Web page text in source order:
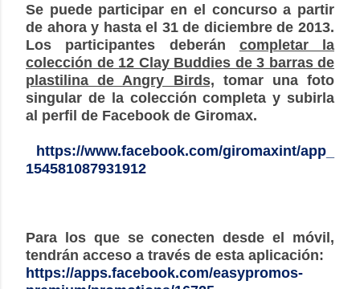
Se puede participar en el concurso a partir
de ahora y hasta el 31 de diciembre de 2013.
Los participantes deberán
completar la
colección de 12 Clay Buddies de 3 barras de
plastilina de Angry Birds, tomar una foto
singular de la colección completa y subirla
al perfil de Facebook de Giromax.
https://www.facebook.com/giromaxint/app_
154581087931912
Para los que se conecten desde el móvil,
tendrán acceso a través de esta aplicación:
https://apps.facebook.com/easypromos-